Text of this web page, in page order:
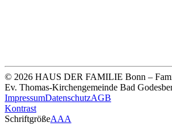
© 2026 HAUS DER FAMILIE Bonn –
Ev. Thomas-Kirchengemeinde Bad
ImpressumDatenschutzAGB
Kontrast
SchriftgrößeAAA